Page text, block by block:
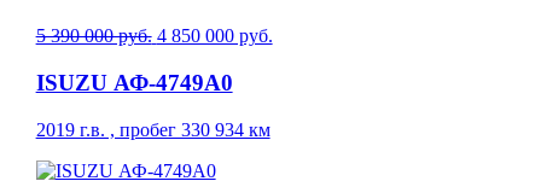
5 390 000 руб. 4 850 000 руб.
ISUZU АФ-4749A0
2019 г.в. , пробег 330 934 км